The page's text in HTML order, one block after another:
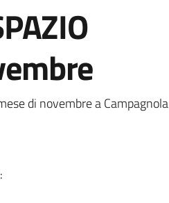
di novembre a Campagnola